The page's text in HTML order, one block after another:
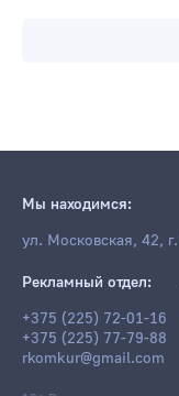
Мы находимся:
ул. Московская, 42,
Рекламный отдел:
+375 (225) 72-01-16
+375 (225) 77-79-88
rkomkur@gmail.com